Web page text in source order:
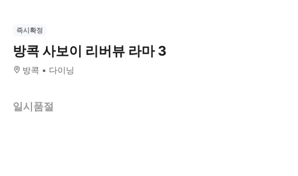
즉시확정
방콕 사보이 리버뷰 라마 3
방콕 다이닝
일시품절